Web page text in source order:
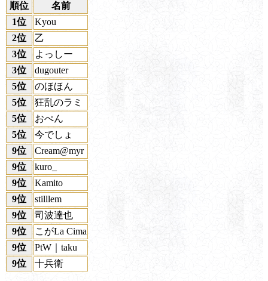
順位
名前
1位
Kyou
2位
乙
3位
よっしー
3位
dugouter
5位
のほほん
5位
狂乱のラミ
5位
おぺん
5位
今でしょ
9位
Cream@myr
9位
kuro_
9位
Kamito
9位
stilllem
9位
司波達也
9位
こがLa Cima
9位
PtW｜taku
9位
十兵衛